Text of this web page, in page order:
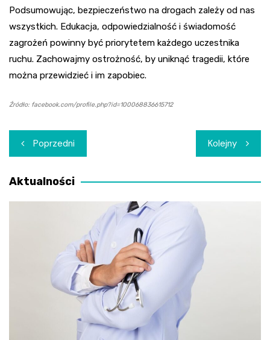
Podsumowując, bezpieczeństwo na drogach zależy od nas
wszystkich. Edukacja, odpowiedzialność i świadomość
zagrożeń powinny być priorytetem każdego uczestnika
ruchu. Zachowajmy ostrożność, by uniknąć tragedii, które
można przewidzieć i im zapobiec.
Źródło: facebook.com/profile.php?id=100068836615712
Nawigacja
wpisu
Poprzedni Kolejny
Aktualności